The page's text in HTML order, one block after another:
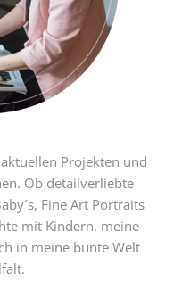
Projekten und
Ob detailverliebte
Fine Art Portraits
mit Kindern, meine
in meine bunte Welt